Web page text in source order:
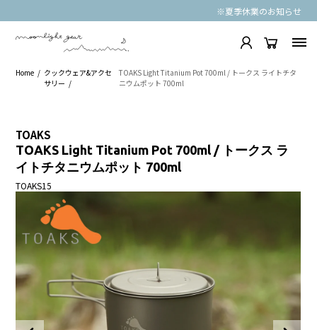
※夏季休業のお知らせ
Home
クックウェア&アクセ
サリー
TOAKS Light Titanium Pot 700ml / トークス ライトチタ
ニウムポット 700ml
TOAKS
TOAKS Light Titanium Pot 700ml / トークス ラ
イトチタニウムポット 700ml
TOAKS15